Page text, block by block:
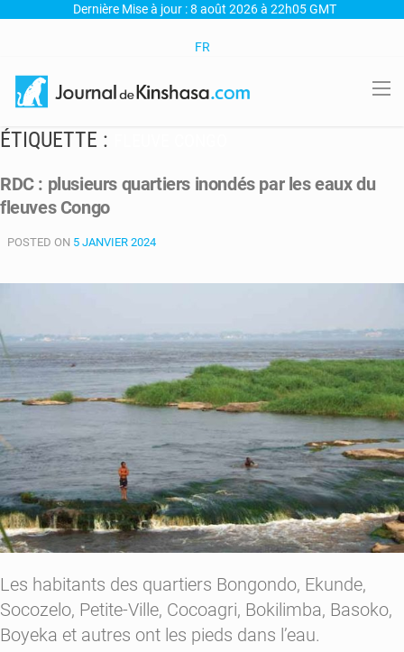
Dernière Mise à jour : 8 août 2026 à 22h05 GMT
FR
ÉTIQUETTE :
RDC : plusieurs quartiers inondés par les eaux du
fleuves Congo
POSTED ON 5 JANVIER 2024
Les habitants des quartiers Bongondo, Ekunde,
Socozelo, Petite-Ville, Cocoagri, Bokilimba, Basoko,
Boyeka et autres ont les pieds dans l’eau.